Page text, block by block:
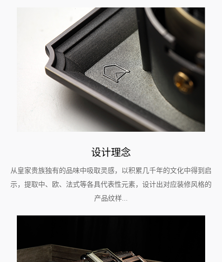
设计理念
从皇家贵族独有的品味中吸取灵感，以积累几千年的文化中得到启
示，提取中、欧、法式等各具代表性元素，设计出对应装修风格的
产品纹样...